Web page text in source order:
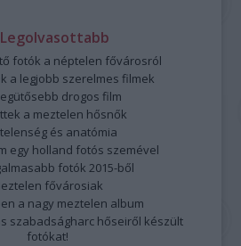
Legolvasottabb
fotók a néptelen fővárosról
a legjobb szerelmes filmek
drogos film
a meztelen hősnők
és anatómia
egy holland fotós szemével
fotók 2015-ből
fővárosiak
a nagy meztelen album
szabadságharc hőseiről készült
fotókat!